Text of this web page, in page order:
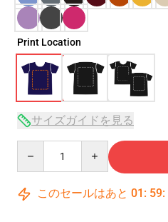
Print Location
サイズガイドを見る
このセールはあと 01 : 59: